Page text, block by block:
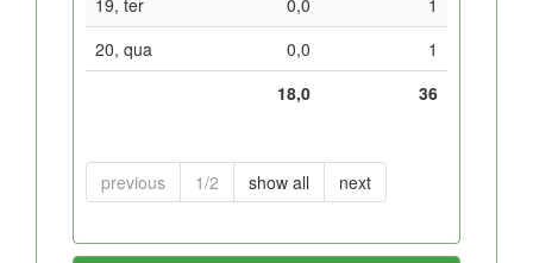
20, qua
0,0
1
18,0
36
previous 1/2 show all next